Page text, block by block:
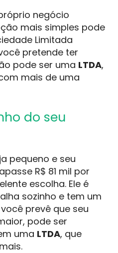
negócio
mais simples pode
Limitada
pretende ter
pode ser uma LTDA,
mais de uma
do seu
pequeno e seu
R$ 81 mil por
escolha. Ele é
sozinho e tem um
prevê que seu
pode ser
uma LTDA, que